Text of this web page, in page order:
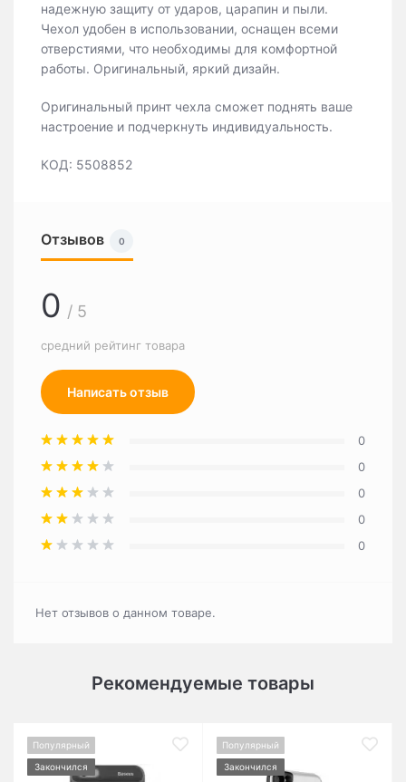
надежную защиту от ударов, царапин и пыли.
Чехол удобен в использовании, оснащен всеми
отверстиями, что необходимы для комфортной
работы. Оригинальный, яркий дизайн.
Оригинальный принт чехла сможет поднять ваше
настроение и подчеркнуть индивидуальность.
КОД: 5508852
Отзывов 0
0 / 5
средний рейтинг товара
Написать отзыв
0
0
0
0
0
Нет отзывов о данном товаре.
Рекомендуемые товары
Популярный
Закончился
Популярный
Закончился